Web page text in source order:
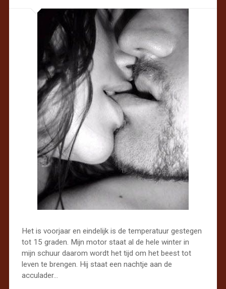
Het is voorjaar en eindelijk is de temperatuur gestegen
tot 15 graden. Mijn motor staat al de hele winter in
mijn schuur daarom wordt het tijd om het beest tot
leven te brengen. Hij staat een nachtje aan de
acculader…